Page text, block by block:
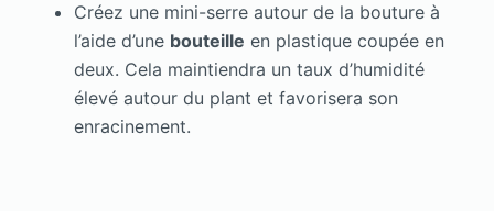
Créez une mini-serre autour de la bouture à
l’aide d’une bouteille en plastique coupée en
deux. Cela maintiendra un taux d’humidité
élevé autour du plant et favorisera son
enracinement.